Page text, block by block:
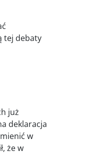
tej debaty
już
deklaracja
w
że w